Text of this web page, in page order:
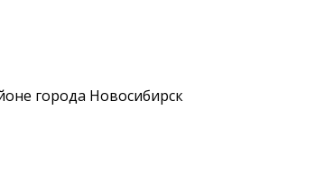
города Новосибирск